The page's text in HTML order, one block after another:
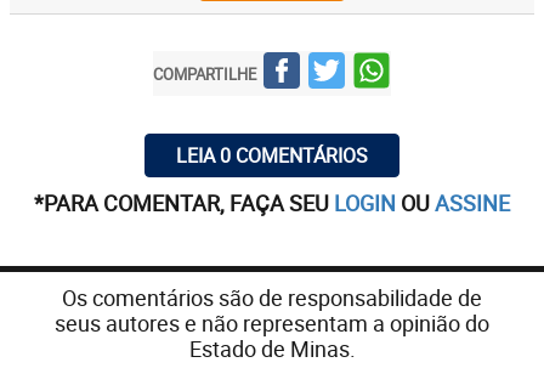
COMPARTILHE
LEIA 0 COMENTÁRIOS
*PARA COMENTAR, FAÇA SEU LOGIN OUASSINE
Os comentários são de responsabilidade de
seus autores e não representam a opinião do
Estado de Minas.